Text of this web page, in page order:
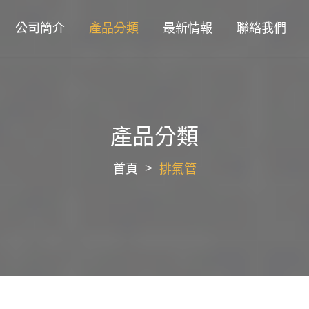
公司簡介 產品分類 最新情報 聯絡我們
產品分類
首頁 排氣管